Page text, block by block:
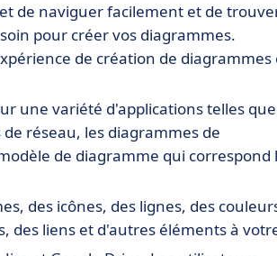
de naviguer facilement et de
pour créer vos diagrammes.
de création de diagrammes
une variété d'applications telles que
réseau, les diagrammes de
de diagramme qui correspond
des icônes, des lignes, des
des liens et d'autres éléments à